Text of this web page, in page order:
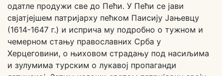
одатле продужи све до Пећи. У Пећи се јави
свјатјејшем патријарху пећком Паисију Јањевцу
(1614-1647 г.) и исприча му подробно о тужном и
чемерном стању православних Срба у
Херцеговини, о њиховом страдању под насиљима
и зулумима турским о лукавој пропаганди